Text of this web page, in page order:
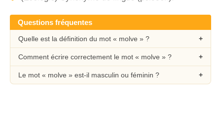
Questions fréquentes
Quelle est la définition du mot « molve » ?
Comment écrire correctement le mot « molve » ?
Le mot « molve » est-il masculin ou féminin ?